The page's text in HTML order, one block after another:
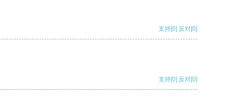
支持[0] 反对[0]
支持[0] 反对[0]